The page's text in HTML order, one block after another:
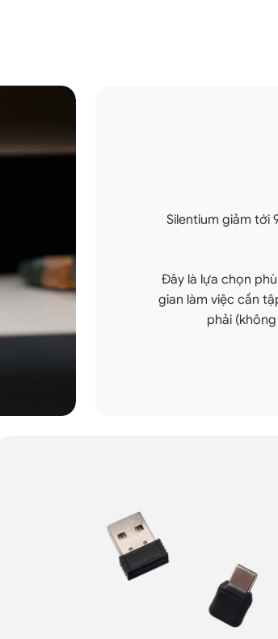
Silentium giảm tới
Đây là lựa chọn
gian làm việc cần
phải